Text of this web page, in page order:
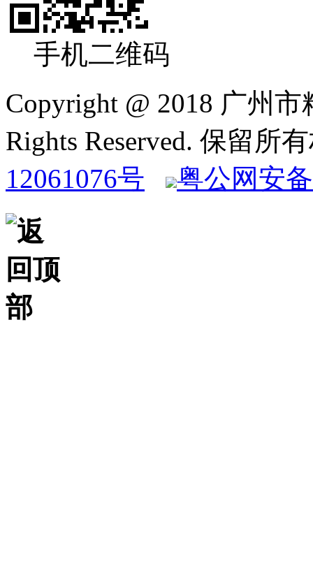
手机二维码
Copyright @ 2018 广州
Rights Reserved. 保留所
12061076号
粤公网安